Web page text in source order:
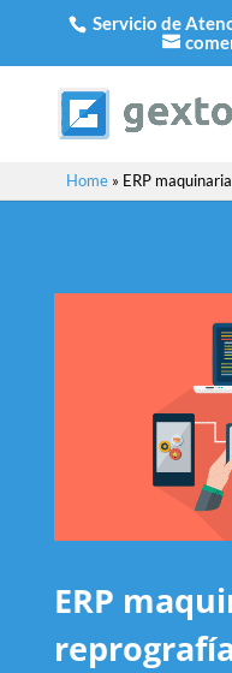
Servicio de
Home» ERP
ERP